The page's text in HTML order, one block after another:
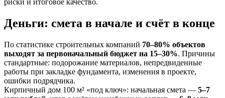
Деньги: смета в начале и счёт в конце
По статистике строительных компаний 70–80% объектов
выходят за первоначальный бюджет на 15–30%. Причины
стандартные: подорожание материалов, непредвиденные
работы при закладке фундамента, изменения в проекте,
ошибки подрядчика.
Кирпичный дом 100 м² «под ключ»: начальная смета — 5–7